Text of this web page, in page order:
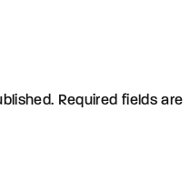
Required fields are